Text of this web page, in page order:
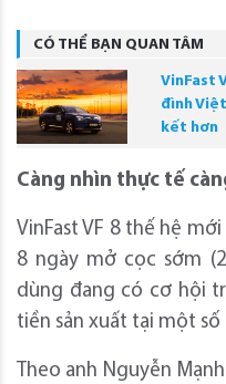
CÓ THỂ BẠN QUAN TÂM
VinFast
đình
kết hơn
Càng nhìn thực tế
VinFast VF 8 thế hệ
8 ngày mở cọc sớm
dùng đang có cơ hội
tiền sản xuất tại một số
Theo anh Nguyễn